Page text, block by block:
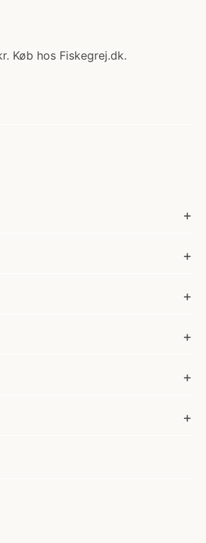
Køb hos Fiskegrej.dk.